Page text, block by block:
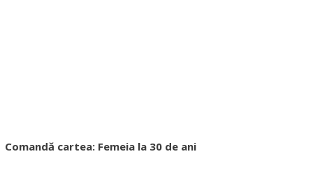
Comandă cartea: Femeia la 30 de ani